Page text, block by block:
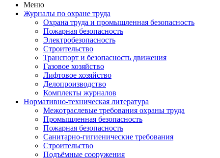
Меню
Журналы по охране труда
Охрана труда и промышленная безопасность
Пожарная безопасность
Электробезопасность
Строительство
Транспорт и безопасность движения
Газовое хозяйство
Лифтовое хозяйство
Делопроизводство
Комплекты журналов
Нормативно-техническая литература
Межотраслевые требования охраны труда
Промышленная безопасность
Пожарная безопасность
Санитарно-гигиенические требования
Строительство
Подъёмные сооружения